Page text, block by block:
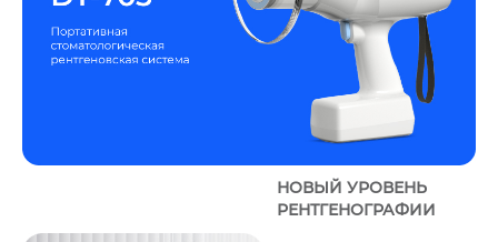
НОВЫЙ УРОВЕНЬ
РЕНТГЕНОГРАФИИ